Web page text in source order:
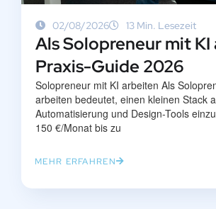
02/08/2026 13 Min. Lesezeit
Als Solopreneur mit
Praxis-Guide 2026
Solopreneur mit KI arbeiten Als
arbeiten bedeutet, einen kleinen Stack
Automatisierung und Design-Tools
150 €/Monat bis zu
MEHR ERFAHREN